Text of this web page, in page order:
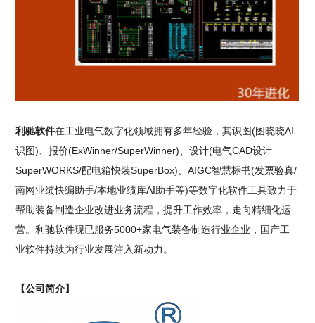
利驰软件在工业电气数字化领域拥有多年经验，其识图(图晓晓AI
识图)、报价(ExWinner/SuperWinner)、设计(电气CAD设计
SuperWORKS/配电箱快装SuperBox)、AIGC智慧标书(发票验真/
南网业绩快编助手/本地业绩库AI助手等)等数字化软件工具致力于
帮助装备制造企业改进业务流程，提升工作效率，走向精细化运
营。利驰软件现已服务5000+家电气装备制造行业企业，国产工
业软件持续为行业发展注入新动力。
【公司简介】